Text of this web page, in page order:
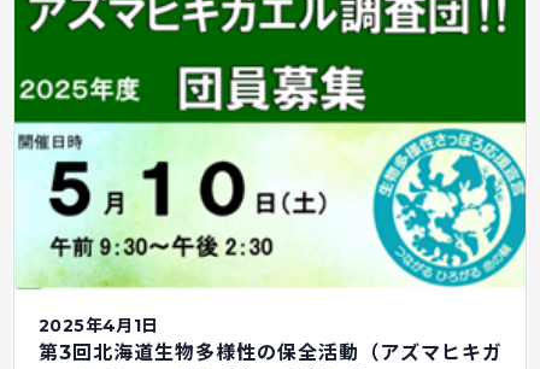
2025年4月1日
第3回北海道生物多様性の保全活動（アズマヒキガ